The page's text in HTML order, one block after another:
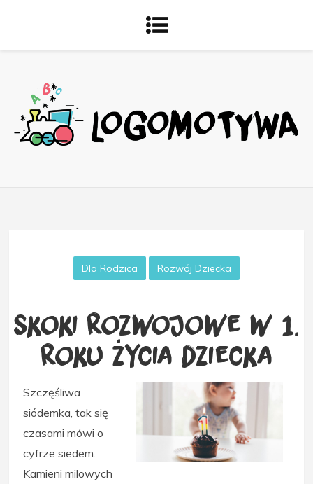
Dla Rodzica Rozwój Dziecka
Skoki rozwojowe w 1.
roku życia dziecka
Szczęśliwa
siódemka, tak się
czasami mówi o
cyfrze siedem.
Kamieni milowych